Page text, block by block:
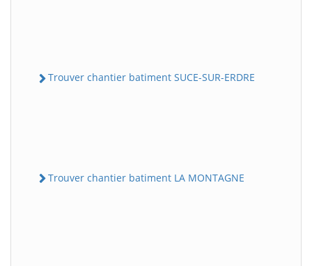
Trouver chantier batiment SUCE-SUR-ERDRE
Trouver chantier batiment LA MONTAGNE